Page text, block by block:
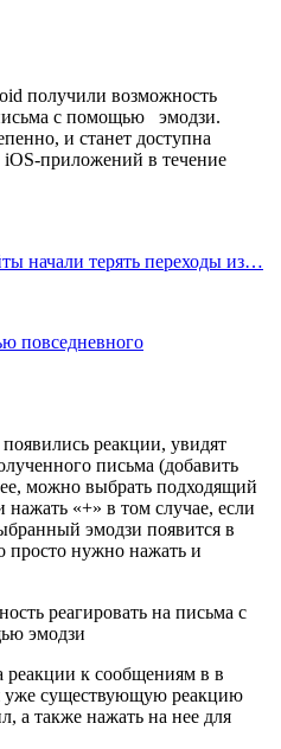
получили возможность
с помощью эмодзи.
и станет доступна
iOS-приложений в течение
начали терять переходы из…
повседневного
реакции, увидят
письма (добавить
можно выбрать подходящий
«+» в том случае, если
эмодзи появится в
просто нужно нажать и
к сообщениям в в
уже существующую реакцию
а также нажать на нее для